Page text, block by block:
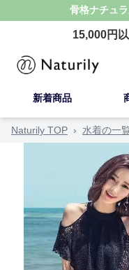
骨格ナチュ
15,000円
新着商品
Naturily TOP › 水着の一